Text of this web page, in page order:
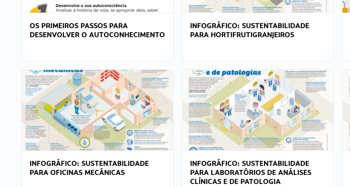
OS PRIMEIROS PASSOS PARA
DESENVOLVER O AUTOCONHECIMENTO
INFOGRÁFICO: SUSTENTABILIDADE
PARA HORTIFRUTIGRANJEIROS
INFOGRÁFICO: SUSTENTABILIDADE
PARA OFICINAS MECÂNICAS
INFOGRÁFICO: SUSTENTABILIDADE
PARA LABORATÓRIOS DE ANÁLISES
CLÍNICAS E DE PATOLOGIA